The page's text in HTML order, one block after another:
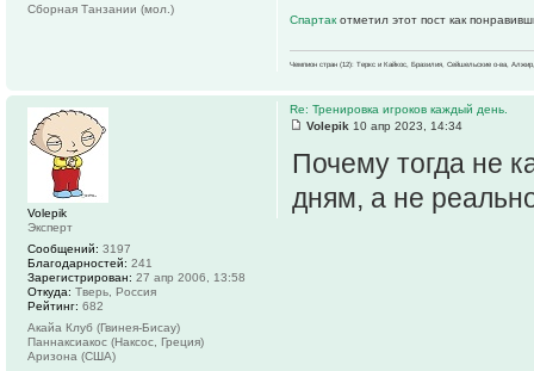
Спартак отметил этот пост как
Чемпион стран (12): Теркс и Кайкос, Бразилия, Сейшельские о-ва,
Сборная Танзании (мол.)
Re: Тренировка игроков каждый день.
Volepik 10 апр 2023, 14:34
Почему тогда не
дням, а не
Volepik
Эксперт
Сообщений: 3197
Благодарностей: 241
Зарегистрирован: 27 апр 2006, 13:58
Откуда: Тверь, Россия
Рейтинг: 682
Акайа Клуб (Гвинея-Бисау)
Паннаксиакос (Наксос, Греция)
Аризона (США)